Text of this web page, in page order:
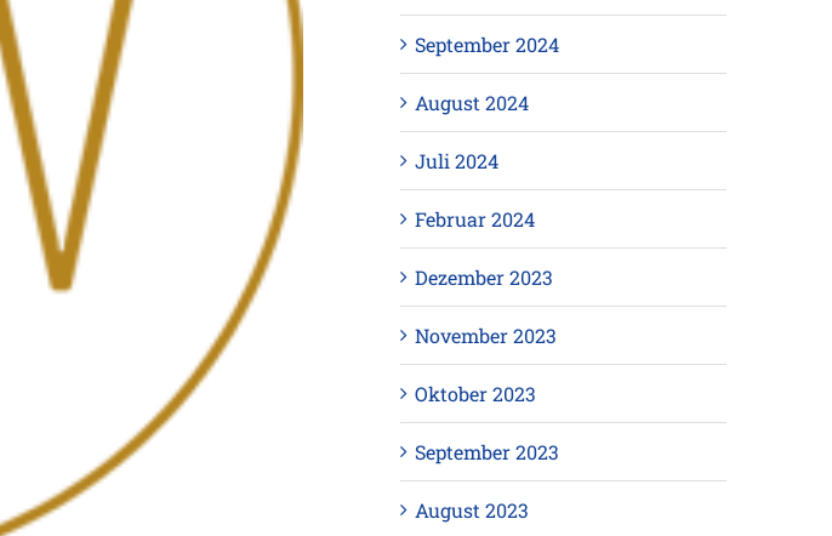
September 2024
August 2024
Juli 2024
Februar 2024
Dezember 2023
November 2023
Oktober 2023
September 2023
August 2023